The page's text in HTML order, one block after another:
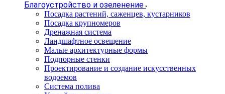
Благоустройство и озеленение
Посадка растений, саженцев, кустарников
Посадка крупномеров
Дренажная система
Ландшафтное освещение
Малые архитектурные формы
Подпорные стенки
Проектирование и создание искусственных
водоемов
Система полива